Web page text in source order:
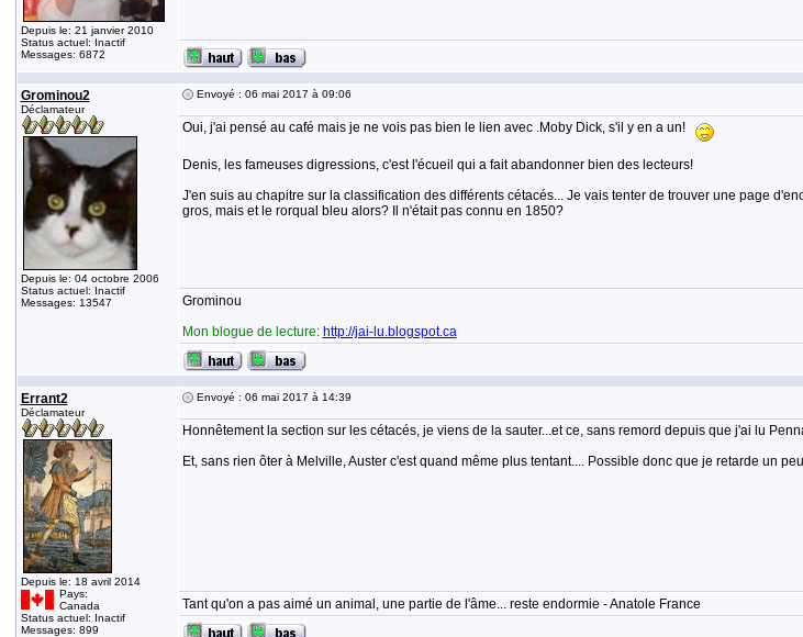
Depuis le: 21 janvier 2010
Status actuel: Inactif
Messages: 6872
Grominou2
Déclamateur
Depuis le: 04 octobre 2006
Status actuel: Inactif
Messages: 13547
Envoyé : 06 mai 2017 à 09:06
Oui, j'ai pensé au café mais je ne vois pas bien le lien avec .Moby Dick, s'il y en a un!
Denis, les fameuses digressions, c'est l'écueil qui a fait abandonner bien des lecteurs!
J'en suis au chapitre sur la classification des différents cétacés... Je vais tenter de trouver une page
gros, mais et le rorqual bleu alors? Il n'était pas connu en 1850?
Grominou
Mon blogue de lecture: http://jai-lu.blogspot.ca
Errant2
Déclamateur
Depuis le: 18 avril 2014
Pays:
Canada
Status actuel: Inactif
Messages: 899
Envoyé : 06 mai 2017 à 14:39
Honnêtement la section sur les cétacés, je viens de la sauter...et ce, sans remord depuis que j'ai lu
Et, sans rien ôter à Melville, Auster c'est quand même plus tentant.... Possible donc que je retarde un
Tant qu'on a pas aimé un animal, une partie de l'âme... reste endormie - Anatole France